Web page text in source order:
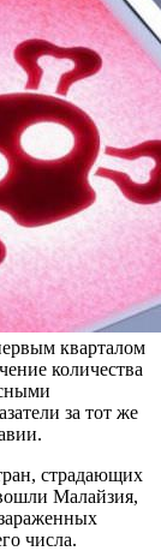
кварталом
количества
за тот же
страдающих
Малайзия,
числа.